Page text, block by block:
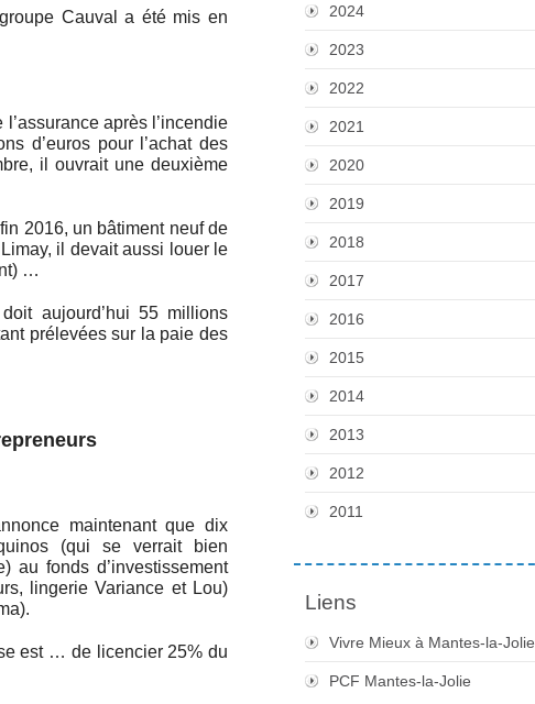
Cauval a été mis en
après l’incendie
d’euros pour l’achat des
il ouvrait une deuxième
2016, un bâtiment neuf de
il devait aussi louer le
…
aujourd’hui 55 millions
prélevées sur la paie des
maintenant que dix
(qui se verrait bien
au fonds d’investissement
lingerie Variance et Lou)
est … de licencier 25% du
2024
2023
2022
2021
2020
2019
2018
2017
2016
2015
2014
2013
2012
2011
Liens
Vivre Mieux à Mantes-la-Jolie
PCF Mantes-la-Jolie